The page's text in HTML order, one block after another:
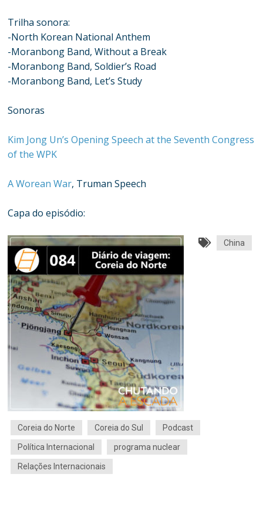
Trilha sonora:
-North Korean National Anthem
-Moranbong Band, Without a Break
-Moranbong Band, Soldier’s Road
-Moranbong Band, Let’s Study
Sonoras
Kim Jong Un’s Opening Speech at the Seventh Congress
of the WPK
A Worean War, Truman Speech
Capa do episódio:
China
Coreia do Norte Coreia do Sul Podcast
Política Internacional programa nuclear
Relações Internacionais